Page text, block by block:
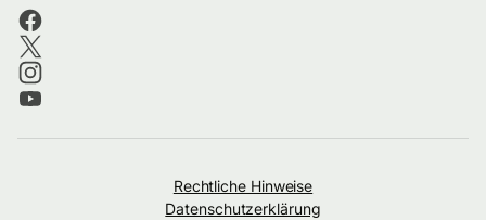
Rechtliche Hinweise
Datenschutzerklärung